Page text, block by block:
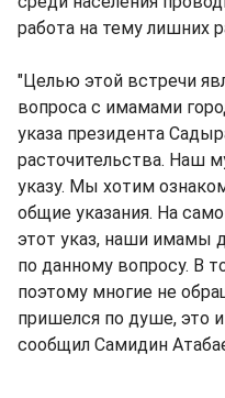
работа на тему лишних
"Целью этой встречи
вопроса с имамами
указа президента
расточительства. Наш
указу. Мы хотим
общие указания. На
этот указ, наши имамы
по данному вопросу. В
поэтому многие не
пришелся по душе, это
сообщил Самидин